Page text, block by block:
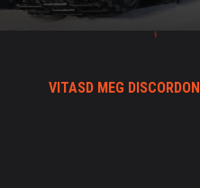
VITASD MEG DISCORDON